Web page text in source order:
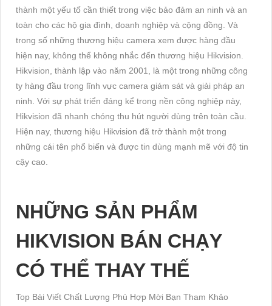
thành một yếu tố cần thiết trong việc bảo đảm an ninh và an
toàn cho các hộ gia đình, doanh nghiệp và cộng đồng. Và
trong số những thương hiệu camera xem được hàng đầu
hiện nay, không thể không nhắc đến thương hiệu Hikvision.
Hikvision, thành lập vào năm 2001, là một trong những công
ty hàng đầu trong lĩnh vực camera giám sát và giải pháp an
ninh. Với sự phát triển đáng kể trong nền công nghiệp này,
Hikvision đã nhanh chóng thu hút người dùng trên toàn cầu.
Hiện nay, thương hiệu Hikvision đã trở thành một trong
những cái tên phổ biến và được tin dùng mạnh mẽ với độ tin
cậy cao.
NHỮNG SẢN PHẨM
HIKVISION BÁN CHẠY
CÓ THỂ THAY THẾ
Top Bài Viết Chất Lượng Phù Hợp Mời Bạn Tham Khảo